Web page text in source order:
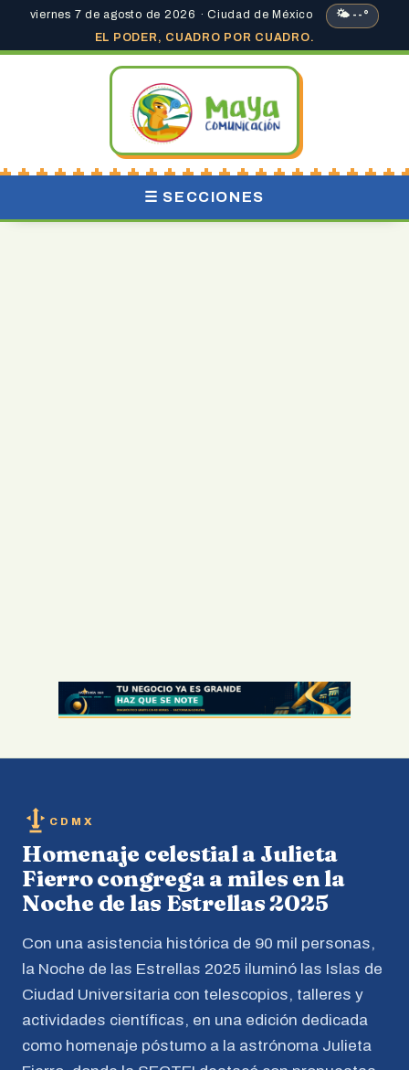
viernes 7 de agosto de 2026 · Ciudad de México
🌤 --°
EL PODER, CUADRO POR CUADRO.
☰ SECCIONES
CDMX
Homenaje celestial a Julieta
Fierro congrega a miles en la
Noche de las Estrellas 2025
Con una asistencia histórica de 90 mil personas,
la Noche de las Estrellas 2025 iluminó las Islas de
Ciudad Universitaria con telescopios, talleres y
actividades científicas, en una edición dedicada
como homenaje póstumo a la astrónoma Julieta